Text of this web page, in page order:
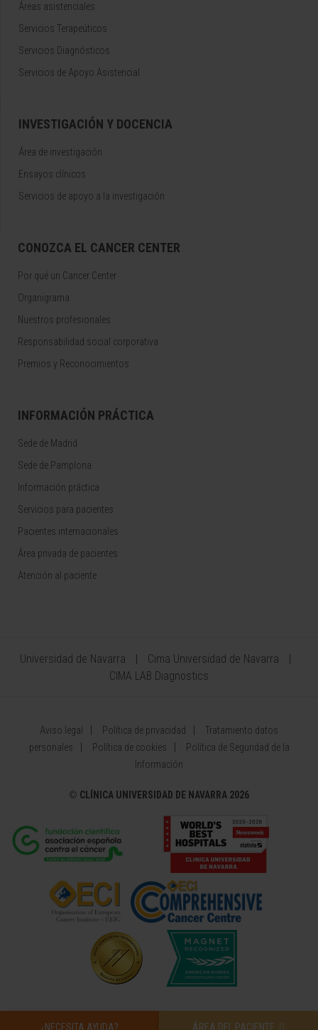
¿NECESITA AYUDA? ÁREA DEL PACIENTE
Áreas asistenciales
Servicios Terapeúticos
Servicios Diagnósticos
Servicios de Apoyo Asistencial
INVESTIGACIÓN Y DOCENCIA
Área de investigación
Ensayos clínicos
Servicios de apoyo a la investigación
CONOZCA EL CANCER CENTER
Por qué un Cancer Center
Organigrama
Nuestros profesionales
Responsabilidad social corporativa
Premios y Reconocimientos
INFORMACIÓN PRÁCTICA
Sede de Madrid
Sede de Pamplona
Información práctica
Servicios para pacientes
Pacientes internacionales
Área privada de pacientes
Atención al paciente
Universidad de Navarra
Cima Universidad de Navarra
CIMA LAB Diagnostics
Aviso legal Política de privacidad
Tratamiento datos
personales
Política de cookies
Política de Seguridad de la
Información
© CLÍNICA UNIVERSIDAD DE NAVARRA 2026